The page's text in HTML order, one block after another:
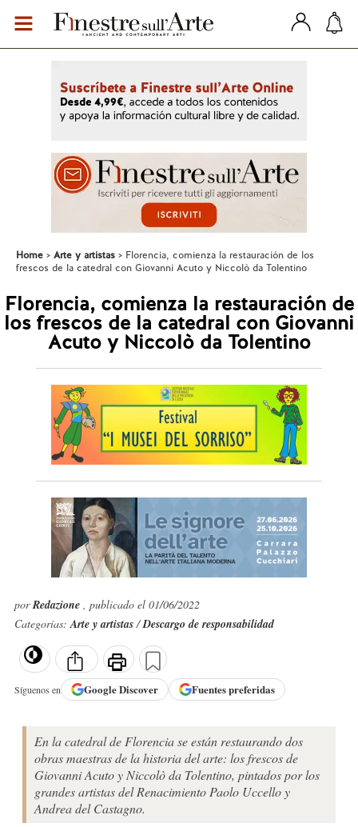
Home Arte y artistas
Florencia, comienza la restauración de los
frescos de la catedral con Giovanni Acuto y Niccolò da Tolentino
Florencia, comienza la restauración de
los frescos de la catedral con Giovanni
Acuto y Niccolò da Tolentino
porRedazione , publicado el 01/06/2022
Categorías:Arte y artistas/Descargo de responsabilidad
Síguenos en GoogleDiscover Fuentes preferidas
En la catedral de Florencia se están restaurando dos
obras maestras de la historia del arte: los frescos de
Giovanni Acuto y Niccolò da Tolentino, pintados por los
grandes artistas del Renacimiento Paolo Uccello y
Andrea del Castagno.